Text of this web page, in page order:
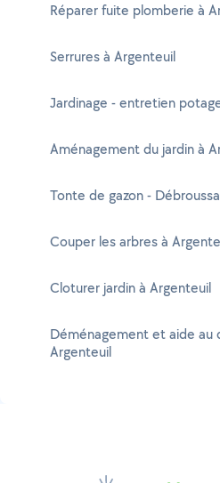
Réparer fuite plomberie à
Serrures à Argenteuil
Jardinage - entretien
Aménagement du jardin à
Tonte de gazon -
Couper les arbres à
Cloturer jardin à Argenteuil
Déménagement et aide au
Argenteuil